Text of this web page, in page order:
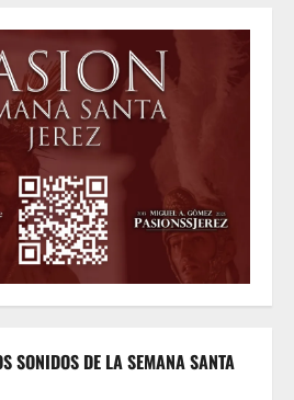
SONIDOS DE LA SEMANA SANTA